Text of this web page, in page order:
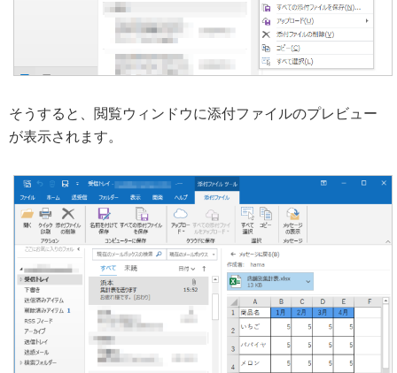
そうすると、閲覧ウィンドウに添付ファイルのプレビュー
が表示されます。